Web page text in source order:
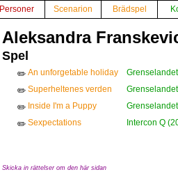
Personer Scenarion Brädspel
Aleksandra
Spel
✏️ An unforgetable holiday
✏️ Superheltenes verden
✏️ Inside I'm a Puppy
✏️ Sexpectations Intercon Q
Skicka in rättelser om den här sidan